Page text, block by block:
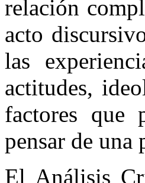
relación
acto
las
actitudes,
factores que
pensar de
El Análisis